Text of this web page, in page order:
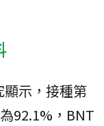
示，接種第
92.1%，BNT